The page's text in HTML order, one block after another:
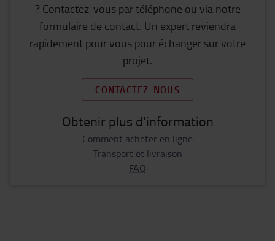
? Contactez-vous par téléphone ou via notre
formulaire de contact. Un expert reviendra
rapidement pour vous pour échanger sur votre
projet.
CONTACTEZ-NOUS
Obtenir plus d'information
Comment acheter en ligne
Transport et livraison
FAQ